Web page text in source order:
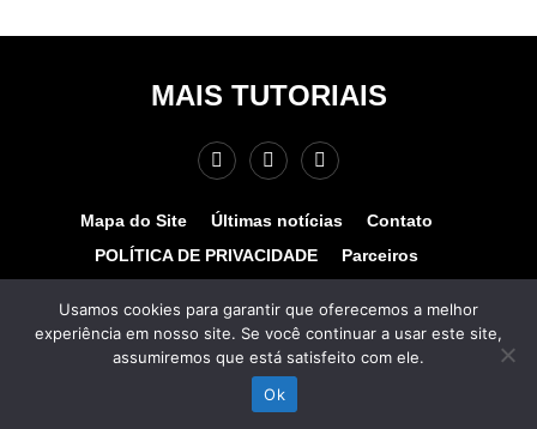
MAIS TUTORIAIS
Mapa do Site Últimas notícias
Contato
POLÍTICA DE PRIVACIDADE
Parceiros
© COPYRIGHT 2025 - MAIS TUTORIAIS. TODOS OS
DIREITOS RESERVADOS. Desenvolvido por
www.hospedagemhost.com.br.
Usamos cookies para garantir que oferecemos a melhor
experiência em nosso site. Se você continuar a usar este site,
assumiremos que está satisfeito com ele.
Ok